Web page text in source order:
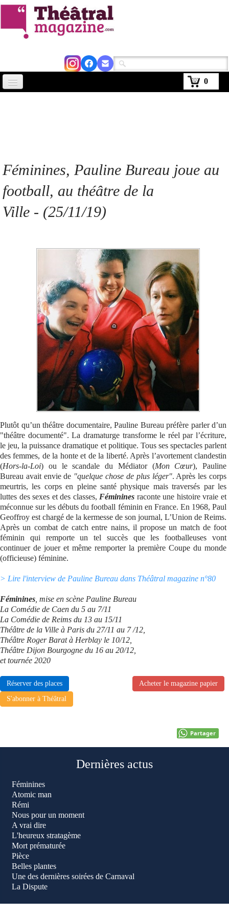
0
Abonnement
Se connecter
Féminines, Pauline Bureau joue au
football, au théâtre de la
Ville - (25/11/19)
Plutôt qu’un théâtre documentaire, Pauline Bureau préfère parler d’un
"théâtre documenté". La dramaturge transforme le réel par l’écriture,
le jeu, la puissance dramatique et politique. Tous ses spectacles parlent
des femmes, de la honte et de la liberté. Après l’avortement clandestin
(Hors-la-Loi) ou le scandale du Médiator (Mon Cœur), Pauline
Bureau avait envie de "quelque chose de plus léger". Après les corps
meurtris, les corps en pleine santé physique mais traversés par les
luttes des sexes et des classes, Féminines raconte une histoire vraie et
méconnue sur les débuts du football féminin en France. En 1968, Paul
Geoffroy est chargé de la kermesse de son journal, L’Union de Reims.
Après un combat de catch entre nains, il propose un match de foot
féminin qui remporte un tel succès que les footballeuses vont
continuer de jouer et même remporter la première Coupe du monde
(officieuse) féminine.
> Lire l'interview de Pauline Bureau dans Théâtral magazine n°80
Féminines , mise en scène Pauline Bureau
La Comédie de Caen du 5 au 7/11
La Comédie de Reims du 13 au 15/11
Théâtre de la Ville à Paris du 27/11 au 7 /12,
Théâtre Roger Barat à Herblay le 10/12,
Théâtre Dijon Bourgogne du 16 au 20/12,
et tournée 2020
Réserver des places
Acheter le magazine papier
S'abonner à Théâtral
Partager
Dernières actus
Féminines
Atomic man
Rémi
Nous pour un moment
A vrai dire
L'heureux stratagème
Mort prématurée
Pièce
Belles plantes
Une des dernières soirées de Carnaval
La Dispute